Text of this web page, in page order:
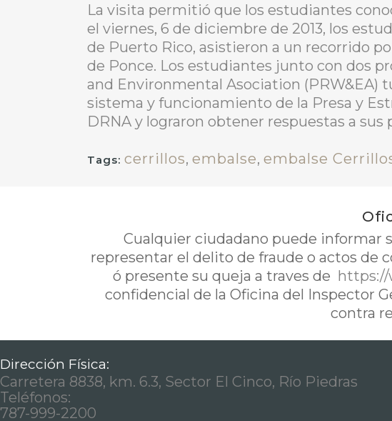
La visita permitió que los estudiantes
el viernes, 6 de diciembre de 2013, los
de Puerto Rico, asistieron a un recorrido
de Ponce. Los estudiantes junto con dos
and Environmental Asociation (PRW&EA)
sistema y funcionamiento de la Presa y
DRNA y lograron obtener respuestas a
Tags: cerrillos, embalse, embalse
Cualquier ciudadano puede informar
representar el delito de fraude o actos de
ó presente su queja a traves de https://
confidencial de la Oficina del Inspector
contra
Dirección Física:
Carretera 8838, km. 6.3, Sector El Cinco, Río Piedras
Teléfonos:
787-999-2200